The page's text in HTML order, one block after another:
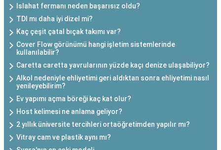
Islahat fermanı neden başarısız oldu?
TDI mı daha iyi dizel mi?
Kaç çeşit çatal bıçak takımı var?
Cover Flow görünümü hangi işletim sistemlerinde
kullanılabilir?
Caretta caretta yavrularının yüzde kaçı denize ulaşabiliyor?
Alkol nedeniyle ehliyetimi geri aldıktan sonra ehliyetimi nasıl
yenileyebilirim?
Ev yapımı açma böreği kaç kat olur?
Host kelimesi ne anlama geliyor?
2 yıllık üniversite tercihleri ortaöğretimden yapılır mı?
Vitray cam ve plastik aynı mı?